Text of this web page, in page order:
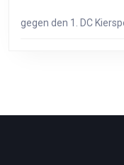
gegen den 1. DC